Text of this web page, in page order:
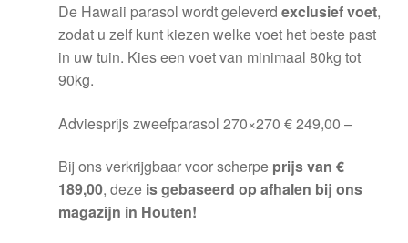
De Hawaii parasol wordt geleverdexclusief voet,
zodat u zelf kunt kiezen welke voet het beste past
in uw tuin. Kies een voet van minimaal 80kg tot
90kg.
Adviesprijs zweefparasol 270×270 € 249,00 –
Bij ons verkrijgbaar voor scherpe prijs van €
189,00, deze is gebaseerd op afhalen bij ons
magazijn in Houten!